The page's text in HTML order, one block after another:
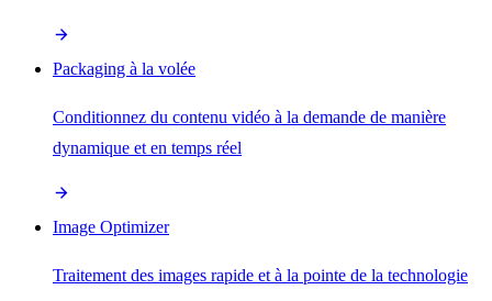
Packaging à la volée
Conditionnez du contenu vidéo à la demande de manière
dynamique et en temps réel
Image Optimizer
Traitement des images rapide et à la pointe de la technologie